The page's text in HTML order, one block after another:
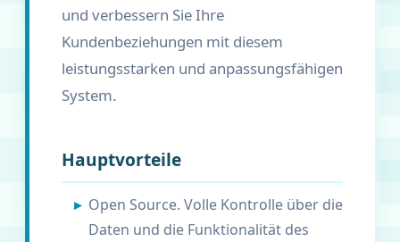
und verbessern Sie Ihre
Kundenbeziehungen mit diesem
leistungsstarken und anpassungsfähigen
System.
Hauptvorteile
Open Source. Volle Kontrolle über die
Daten und die Funktionalität des